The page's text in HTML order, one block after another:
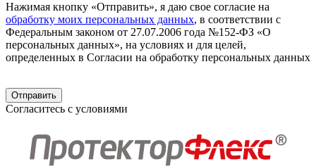
Нажимая кнопку «Отправить», я даю свое согласие на
обработку моих персональных данных, в соответствии с
Федеральным законом от 27.07.2006 года №152-ФЗ «О
персональных данных», на условиях и для целей,
определенных в Согласии на обработку персональных данных
Согласитесь с условиями